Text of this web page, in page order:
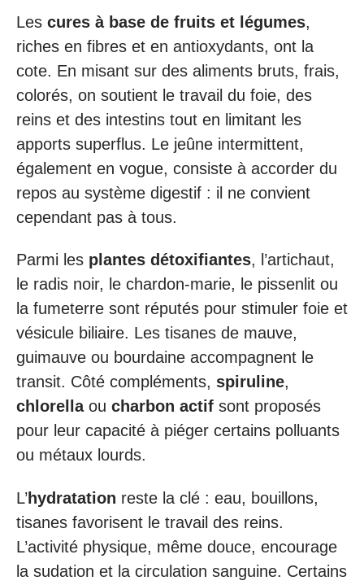
Les cures à base de fruits et légumes,
riches en fibres et en antioxydants, ont la
cote. En misant sur des aliments bruts, frais,
colorés, on soutient le travail du foie, des
reins et des intestins tout en limitant les
apports superflus. Le jeûne intermittent,
également en vogue, consiste à accorder du
repos au système digestif : il ne convient
cependant pas à tous.
Parmi les plantes détoxifiantes, l’artichaut,
le radis noir, le chardon-marie, le pissenlit ou
la fumeterre sont réputés pour stimuler foie et
vésicule biliaire. Les tisanes de mauve,
guimauve ou bourdaine accompagnent le
transit. Côté compléments, spiruline,
chlorellaou charbon actif sont proposés
pour leur capacité à piéger certains polluants
ou métaux lourds.
L’hydratation reste la clé : eau, bouillons,
tisanes favorisent le travail des reins.
L’activité physique, même douce, encourage
la sudation et la circulation sanguine. Certains